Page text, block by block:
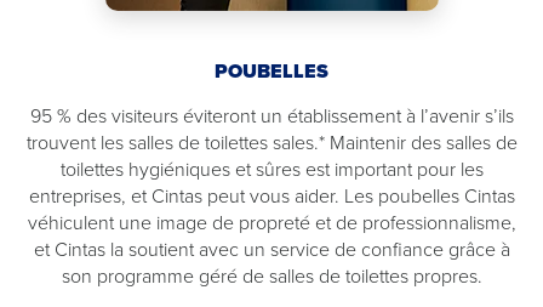
POUBELLES
95 % des visiteurs éviteront un établissement à l’avenir s’ils
trouvent les salles de toilettes sales.* Maintenir des salles de
toilettes hygiéniques et sûres est important pour les
entreprises, et Cintas peut vous aider. Les poubelles Cintas
véhiculent une image de propreté et de professionnalisme,
et Cintas la soutient avec un service de confiance grâce à
son programme géré de salles de toilettes propres.